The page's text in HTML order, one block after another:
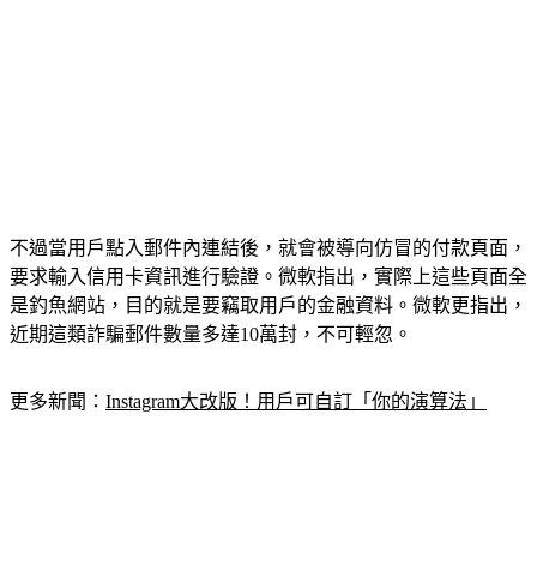
不過當用戶點入郵件內連結後，就會被導向仿冒的付款頁面，
要求輸入信用卡資訊進行驗證。微軟指出，實際上這些頁面全
是釣魚網站，目的就是要竊取用戶的金融資料。微軟更指出，
近期這類詐騙郵件數量多達10萬封，不可輕忽。
更多新聞： Instagram大改版！用戶可自訂「你的演算法」